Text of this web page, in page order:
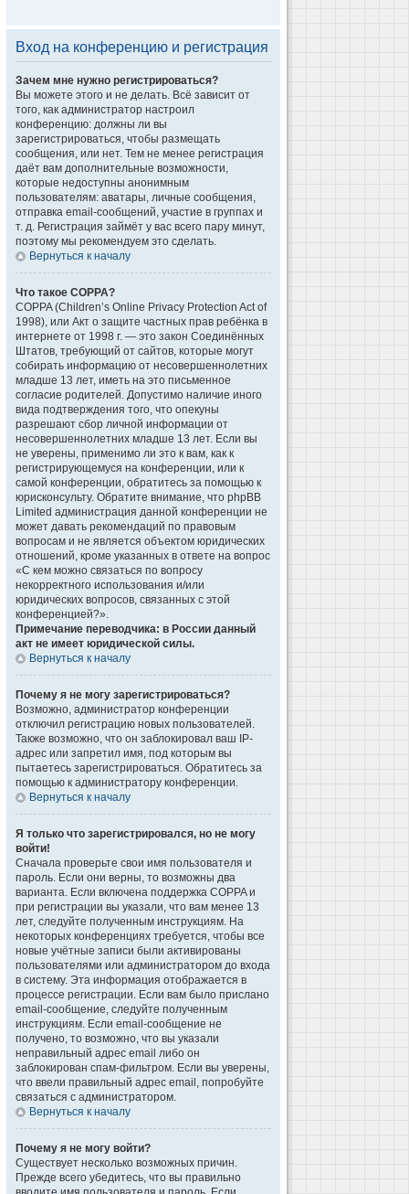
Вход на конференцию и регистрация
Зачем мне нужно регистрироваться?
Вы можете этого и не делать. Всё зависит от
того, как администратор настроил
конференцию: должны ли вы
зарегистрироваться, чтобы размещать
сообщения, или нет. Тем не менее регистрация
даёт вам дополнительные возможности,
которые недоступны анонимным
пользователям: аватары, личные сообщения,
отправка email-сообщений, участие в группах и
т. д. Регистрация займёт у вас всего пару минут,
поэтому мы рекомендуем это сделать.
Вернуться к началу
Что такое COPPA?
COPPA (Children’s Online Privacy Protection Act of
1998), или Акт о защите частных прав ребёнка в
интернете от 1998 г. — это закон Соединённых
Штатов, требующий от сайтов, которые могут
собирать информацию от несовершеннолетних
младше 13 лет, иметь на это письменное
согласие родителей. Допустимо наличие иного
вида подтверждения того, что опекуны
разрешают сбор личной информации от
несовершеннолетних младше 13 лет. Если вы
не уверены, применимо ли это к вам, как к
регистрирующемуся на конференции, или к
самой конференции, обратитесь за помощью к
юрисконсульту. Обратите внимание, что phpBB
Limited администрация данной конференции не
может давать рекомендаций по правовым
вопросам и не является объектом юридических
отношений, кроме указанных в ответе на вопрос
«С кем можно связаться по вопросу
некорректного использования и/или
юридических вопросов, связанных с этой
конференцией?».
Примечание переводчика: в России данный
акт не имеет юридической силы.
Вернуться к началу
Почему я не могу зарегистрироваться?
Возможно, администратор конференции
отключил регистрацию новых пользователей.
Также возможно, что он заблокировал ваш IP-
адрес или запретил имя, под которым вы
пытаетесь зарегистрироваться. Обратитесь за
помощью к администратору конференции.
Вернуться к началу
Я только что зарегистрировался, но не могу
войти!
Сначала проверьте свои имя пользователя и
пароль. Если они верны, то возможны два
варианта. Если включена поддержка COPPA и
при регистрации вы указали, что вам менее 13
лет, следуйте полученным инструкциям. На
некоторых конференциях требуется, чтобы все
новые учётные записи были активированы
пользователями или администратором до входа
в систему. Эта информация отображается в
процессе регистрации. Если вам было прислано
email-сообщение, следуйте полученным
инструкциям. Если email-сообщение не
получено, то возможно, что вы указали
неправильный адрес email либо он
заблокирован спам-фильтром. Если вы уверены,
что ввели правильный адрес email, попробуйте
связаться с администратором.
Вернуться к началу
Почему я не могу войти?
Существует несколько возможных причин.
Прежде всего убедитесь, что вы правильно